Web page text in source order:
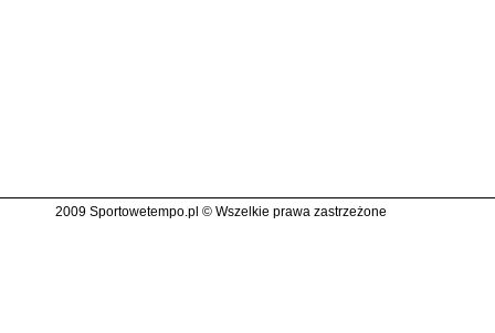
2009 Sportowetempo.pl © Wszelkie prawa zastrzeżone